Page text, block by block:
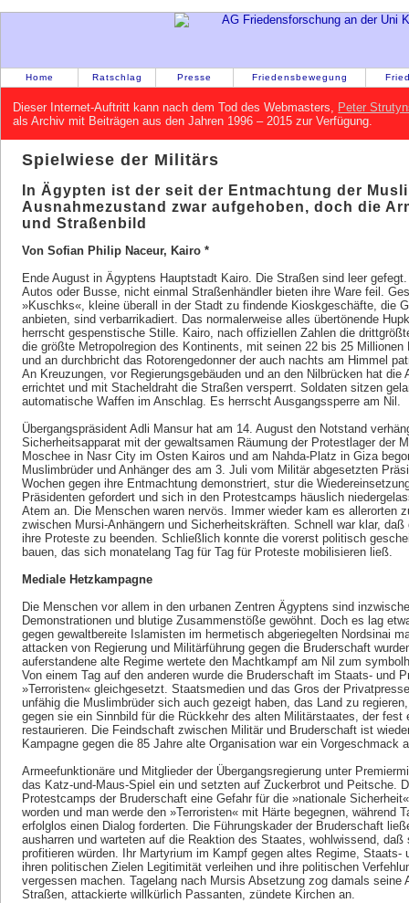
Home Ratschlag Presse Friedensbewegung
Dieser Internet-Auftritt kann nach dem Tod des Webmasters, Peter
als Archiv mit Beiträgen aus den Jahren 1996 – 2015 zur Verfügung.
Spielwiese der Militärs
In Ägypten ist der seit der Entmachtung der
Ausnahmezustand zwar aufgehoben, doch die
und Straßenbild
Von Sofian Philip Naceur, Kairo *
Ende August in Ägyptens Hauptstadt Kairo. Die Straßen sind leer
Autos oder Busse, nicht einmal Straßenhändler bieten ihre Ware feil.
»Kuschks«, kleine überall in der Stadt zu findende Kioskgeschäfte, die
anbieten, sind verbarrikadiert. Das normalerweise alles übertönende
herrscht gespenstische Stille. Kairo, nach offiziellen Zahlen die
die größte Metropolregion des Kontinents, mit seinen 22 bis 25
und an durchbricht das Rotorengedonner der auch nachts am Himmel
An Kreuzungen, vor Regierungsgebäuden und an den Nilbrücken hat
errichtet und mit Stacheldraht die Straßen versperrt. Soldaten sitzen
automatische Waffen im Anschlag. Es herrscht Ausgangssperre am Nil.
Übergangspräsident Adli Mansur hat am 14. August den Notstand
Sicherheitsapparat mit der gewaltsamen Räumung der Protestlager der
Moschee in Nasr City im Osten Kairos und am Nahda-Platz in Giza
Muslimbrüder und Anhänger des am 3. Juli vom Militär abgesetzten
Wochen gegen ihre Entmachtung demonstriert, stur die
Präsidenten gefordert und sich in den Protestcamps häuslich
Atem an. Die Menschen waren nervös. Immer wieder kam es allerorten
zwischen Mursi-Anhängern und Sicherheitskräften. Schnell war klar,
ihre Proteste zu beenden. Schließlich konnte die vorerst politisch
bauen, das sich monatelang Tag für Tag für Proteste mobilisieren ließ.
Mediale Hetzkampagne
Die Menschen vor allem in den urbanen Zentren Ägyptens sind
Demonstrationen und blutige Zusammenstöße gewöhnt. Doch es lag
gegen gewaltbereite Islamisten im hermetisch abgeriegelten Nordsinai
attacken von Regierung und Militärführung gegen die Bruderschaft
auferstandene alte Regime wertete den Machtkampf am Nil zum
Von einem Tag auf den anderen wurde die Bruderschaft im Staats- und
»Terroristen« gleichgesetzt. Staatsmedien und das Gros der
unfähig die Muslimbrüder sich auch gezeigt haben, das Land zu
gegen sie ein Sinnbild für die Rückkehr des alten Militärstaates, der
restaurieren. Die Feindschaft zwischen Militär und Bruderschaft ist
Kampagne gegen die 85 Jahre alte Organisation war ein Vorgeschmack
Armeefunktionäre und Mitglieder der Übergangsregierung unter
das Katz-und-Maus-Spiel ein und setzten auf Zuckerbrot und Peitsche.
Protestcamps der Bruderschaft eine Gefahr für die »nationale
worden und man werde den »Terroristen« mit Härte begegnen, während
erfolglos einen Dialog forderten. Die Führungskader der Bruderschaft
ausharren und warteten auf die Reaktion des Staates, wohlwissend,
profitieren würden. Ihr Martyrium im Kampf gegen altes Regime, Staats-
ihren politischen Zielen Legitimität verleihen und ihre politischen
vergessen machen. Tagelang nach Mursis Absetzung zog damals seine
Straßen, attackierte willkürlich Passanten, zündete Kirchen an.